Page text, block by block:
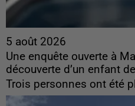
5 août 2026
Une enquête ouverte à
découverte d’un enfant
Trois personnes ont été